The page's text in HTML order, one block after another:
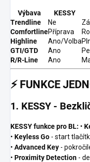
Výbava KESSY
Trendline
Ne
ComfortlinePříprava
Highline
Ano/Volba
GTI/GTD
Ano
R/R-Line
Ano
⚡ FUNKCE
1. KESSY -
KESSY funkce pro BL: •
• Keyless Go - start
• Advanced Key -
• Proximity Detection -